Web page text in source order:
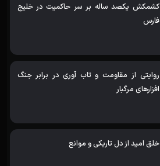
کشمکش یکصد ساله بر سر حاکمیت در خلیج
فارس
روایتی از مقاومت و تاب آوری در برابر جنگ
افزارهای مرگبار
خلق امید از دل تاریکی و موانع